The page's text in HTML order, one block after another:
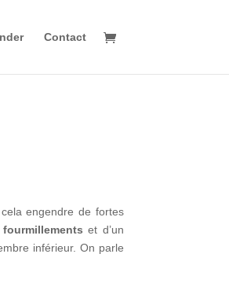
Contact
, cela engendre de fortes
fourmillements et d’un
inférieur. On parle